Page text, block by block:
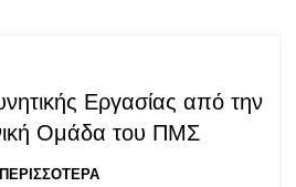
Εργασίας από την
Ομάδα του ΠΜΣ
ΠΕΡΙΣΣΟΤΕΡΑ